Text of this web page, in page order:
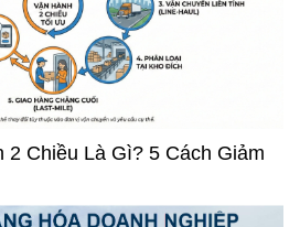
2 Chiều Là Gì? 5 Cách Giảm